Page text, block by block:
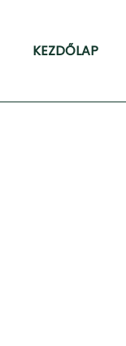
contentKEZDŐLAP